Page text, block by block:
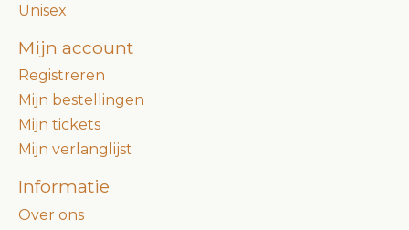
Unisex
Mijn account
Registreren
Mijn bestellingen
Mijn tickets
Mijn verlanglijst
Informatie
Over ons